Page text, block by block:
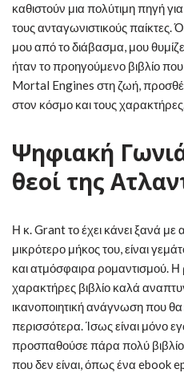
καθιστούν μια πολύτιμη πηγή
τους ανταγωνιστικούς παίκτες.
μου από το διάβασμα, μου
ήταν το προηγούμενο βιβλίο
Mortal Engines στη ζωή,
στον κόσμο και τους
Ψηφιακή
θεοί της
Η κ. Grant το έχει κάνει ξανά
μικρότερο μήκος του, είναι
και ατμόσφαιρα ρομαντισμού. Η
χαρακτήρες βιβλίο καλά
ικανοποιητική ανάγνωση που
περισσότερα. Ίσως είναι μόνο
προσπαθούσε πάρα πολύ βιβλίο
που δεν είναι, όπως ένα ebook